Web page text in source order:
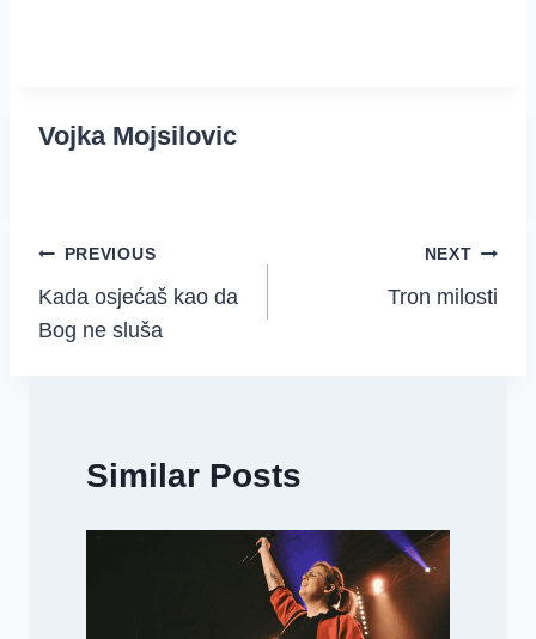
Vojka Mojsilovic
Post
navigation
PREVIOUS
Kada osjećaš kao da
Bog ne sluša
NEXT
Tron milosti
Similar Posts